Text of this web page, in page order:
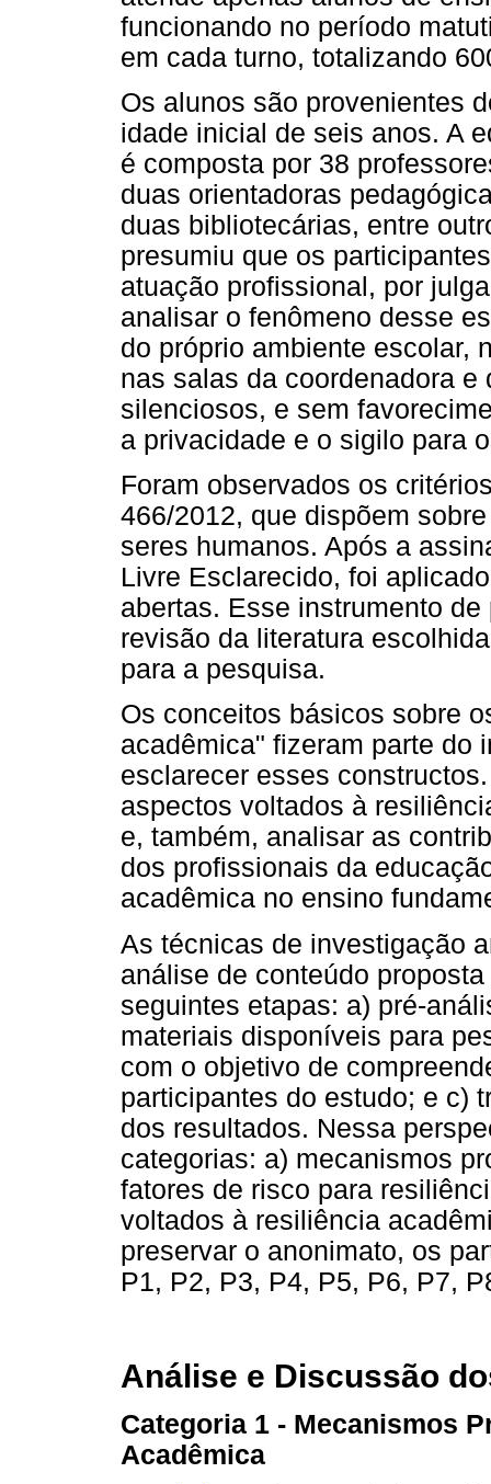
funcionando no período
em cada turno, totalizando
Os alunos são provenientes
idade inicial de seis anos. A
é composta por 38
duas orientadoras
duas bibliotecárias, entre
presumiu que os
atuação profissional, por
analisar o fenômeno desse
do próprio ambiente escolar,
nas salas da coordenadora
silenciosos, e sem
a privacidade e o sigilo para
Foram observados os
466/2012, que dispõem
seres humanos. Após a
Livre Esclarecido, foi
abertas. Esse instrumento
revisão da literatura
para a pesquisa.
Os conceitos básicos sobre
acadêmica" fizeram parte do
esclarecer esses
aspectos voltados à
e, também, analisar as
dos profissionais da
acadêmica no ensino
As técnicas de investigação
análise de conteúdo
seguintes etapas: a) pré-
materiais disponíveis para
com o objetivo de
participantes do estudo; e c)
dos resultados. Nessa
categorias: a) mecanismos
fatores de risco para
voltados à resiliência
preservar o anonimato, os
P1, P2, P3, P4, P5, P6, P7,
Análise e Discussão
Categoria 1 - Mecanismos
Acadêmica